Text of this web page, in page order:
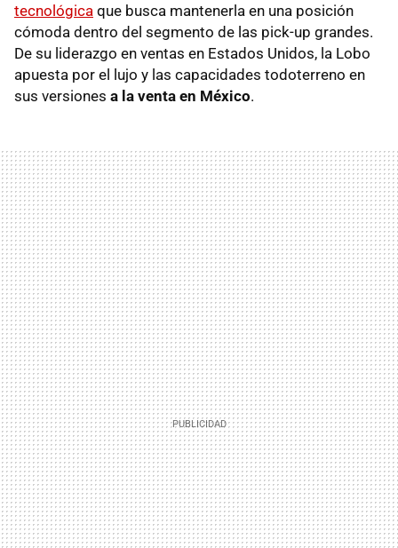
tecnológica que busca mantenerla en una posición
cómoda dentro del segmento de las pick-up grandes.
De su liderazgo en ventas en Estados Unidos, la Lobo
apuesta por el lujo y las capacidades todoterreno en
sus versiones a la venta en México.